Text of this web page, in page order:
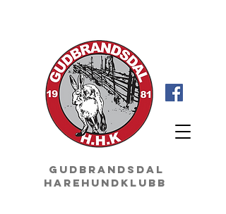
GudbrandsdaL
Harehundklubb